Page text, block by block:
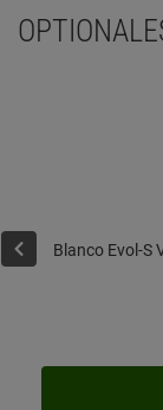
Blanco Evol-S